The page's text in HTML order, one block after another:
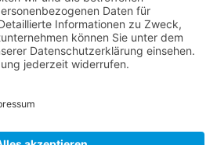
einen Service eines
um Karteninhalte
Dieser Service kann Daten
sammeln. Bitte lesen
des Service zu, um diese